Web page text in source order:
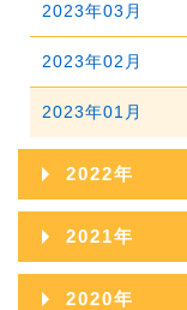
2023年03月
2023年02月
2023年01月
2022年
2022年12月
2022年11月
2021年
2021年12月
2020年